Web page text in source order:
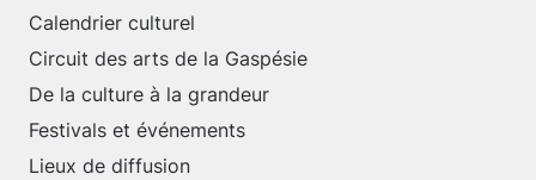
Calendrier culturel
Circuit des arts de la Gaspésie
De la culture à la grandeur
Festivals et événements
Lieux de diffusion